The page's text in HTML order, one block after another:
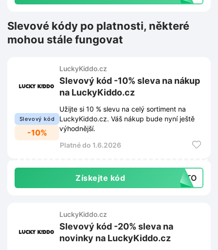
Slevové kódy po platnosti, některé
mohou stále fungovat
Slevový kód
-10%
LuckyKiddo.cz
Slevový kód -10% sleva na nákup
na LuckyKiddo.cz
Užijte si 10 % slevu na celý sortiment na
LuckyKiddo.cz. Váš nákup bude nyní ještě
výhodnější.
Platné do 1.6.2026
Získejte kód LETO
LuckyKiddo.cz
Slevový kód -20% sleva na
novinky na LuckyKiddo.cz